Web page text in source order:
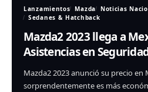
Lanzamientos Mazda
Noticias
Sedanes & Hatchback
Mazda2 2023 llega a
Asistencias en
Mazda2 2023 anunció su precio en
sorprendentemente es más